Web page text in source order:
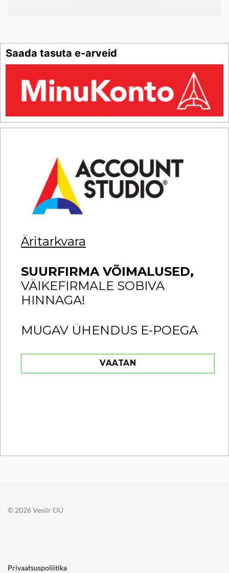
Saada tasuta e-arveid
Äritarkvara
SUURFIRMA VÕIMALUSED,
VÄIKEFIRMALE SOBIVA
HINNAGA!
MUGAV ÜHENDUS E-POEGA
VAATAN
© 2026 Vesiir OÜ
Privaatsuspoliitika